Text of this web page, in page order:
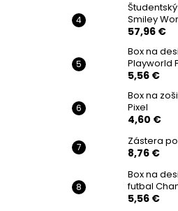
Študentský
Smiley
57,96 €
Box na
Playworld
5,56 €
Box na
Pixel
4,60 €
Zástera
8,76 €
Box na
futbal
5,56 €